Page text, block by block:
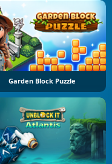
Garden Block Puzzle